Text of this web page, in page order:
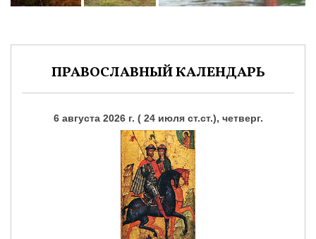
ПРАВОСЛАВНЫЙ КАЛЕНДАРЬ
6 августа 2026 г. ( 24 июля ст.ст.), четверг.